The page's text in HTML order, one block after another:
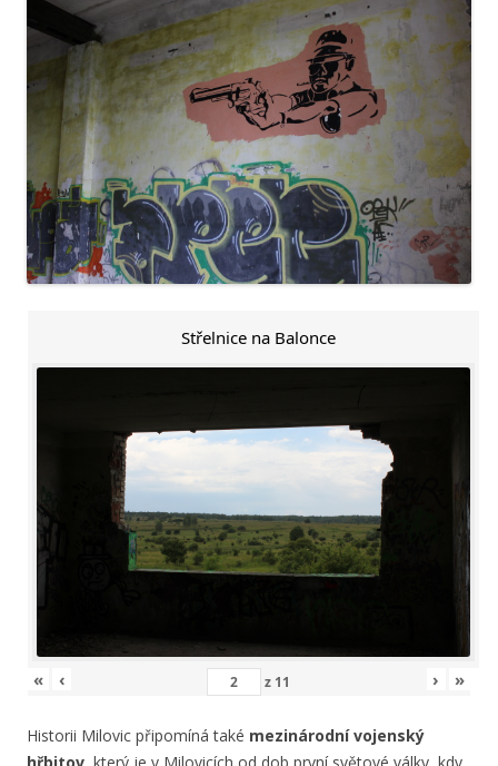
Střelnice na Balonce
« ‹ z 11 › »
Historii Milovic připomíná také mezinárodní vojenský